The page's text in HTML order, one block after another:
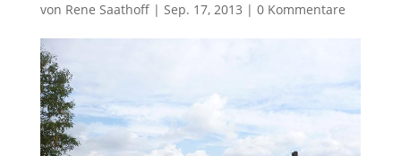
von Rene Saathoff| Sep. 17, 2013 | 0 Kommentare